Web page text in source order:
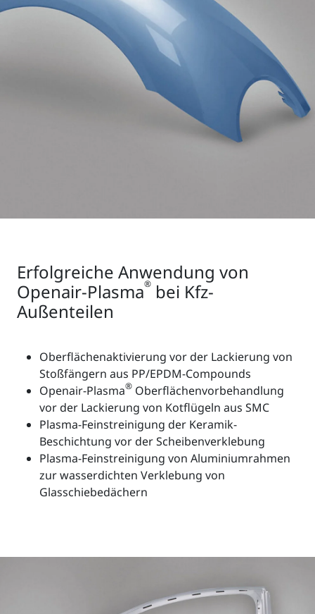
Erfolgreiche Anwendung von
Openair-Plasma® bei Kfz-
Außenteilen
Oberflächenaktivierung vor der Lackierung von
Stoßfängern aus PP/EPDM-Compounds
Openair-Plasma® Oberflächenvorbehandlung
vor der Lackierung von Kotflügeln aus SMC
Plasma-Feinstreinigung der Keramik-
Beschichtung vor der Scheibenverklebung
Plasma-Feinstreinigung von Aluminiumrahmen
zur wasserdichten Verklebung von
Glasschiebedächern